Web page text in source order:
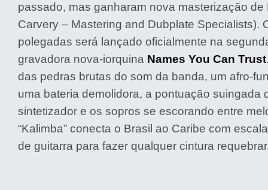
passado, mas ganharam nova masterização de
Carvery – Mastering and Dubplate Specialists).
polegadas será lançado oficialmente na
gravadora nova-iorquina Names You Can Trust
das pedras brutas do som da banda, um afro-
uma bateria demolidora, a pontuação suingada
sintetizador e os sopros se escorando entre
“Kalimba” conecta o Brasil ao Caribe com
de guitarra para fazer qualquer cintura